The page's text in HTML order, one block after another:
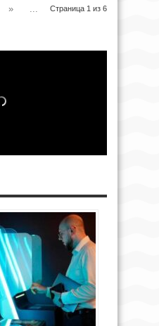
Страница 1 из 6
»
...